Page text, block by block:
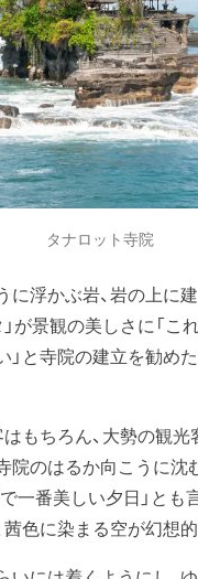
タナロット寺院
に浮かぶ岩、岩の上に
が景観の美しさに「こ
」と寺院の建立を勧め
はもちろん、大勢の観
院のはるか向こうに沈
一番美しい夕日」とも
色に染まる空が幻想的